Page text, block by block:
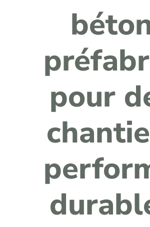
pour